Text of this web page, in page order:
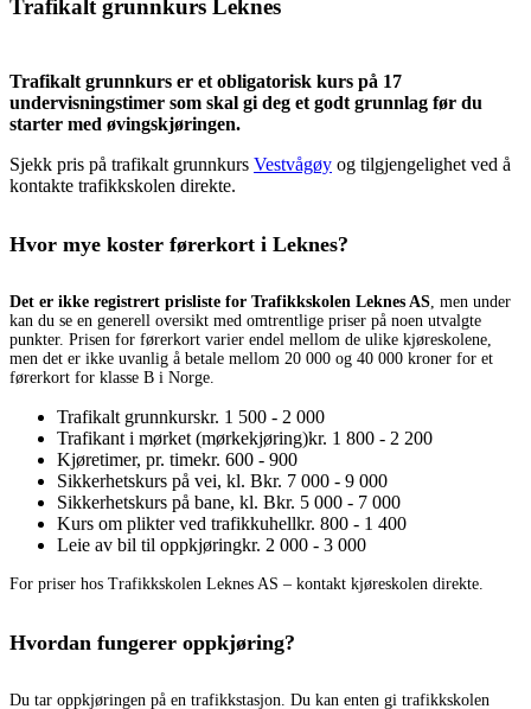
Trafikalt grunnkurs Leknes
Trafikalt grunnkurs er et obligatorisk kurs på 17
undervisningstimer som skal gi deg et godt grunnlag før du
starter med øvingskjøringen.
Sjekk pris på trafikalt grunnkurs Vestvågøy og tilgjengelighet ved å
kontakte trafikkskolen direkte.
Hvor mye koster førerkort i Leknes?
Det er ikke registrert prisliste for Trafikkskolen Leknes AS, men under
kan du se en generell oversikt med omtrentlige priser på noen utvalgte
punkter. Prisen for førerkort varier endel mellom de ulike kjøreskolene,
men det er ikke uvanlig å betale mellom 20 000 og 40 000 kroner for et
førerkort for klasse B i Norge.
Trafikalt grunnkurskr. 1 500 - 2 000
Trafikant i mørket (mørkekjøring)kr. 1 800 - 2 200
Kjøretimer, pr. timekr. 600 - 900
Sikkerhetskurs på vei, kl. Bkr. 7 000 - 9 000
Sikkerhetskurs på bane, kl. Bkr. 5 000 - 7 000
Kurs om plikter ved trafikkuhellkr. 800 - 1 400
Leie av bil til oppkjøringkr. 2 000 - 3 000
For priser hos Trafikkskolen Leknes AS – kontakt kjøreskolen direkte.
Hvordan fungerer oppkjøring?
Du tar oppkjøringen på en trafikkstasjon. Du kan enten gi trafikkskolen